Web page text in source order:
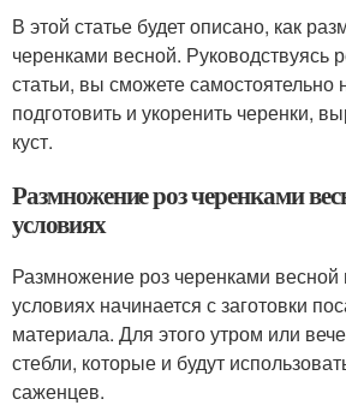
В этой статье будет описано, как
черенками весной. Руководствуясь
статьи, вы сможете самостоятельно
подготовить и укоренить черенки,
куст.
Размножение роз черенками
условиях
Размножение роз черенками
условиях начинается с заготовки
материала. Для этого утром или
стебли, которые и будут
саженцев.